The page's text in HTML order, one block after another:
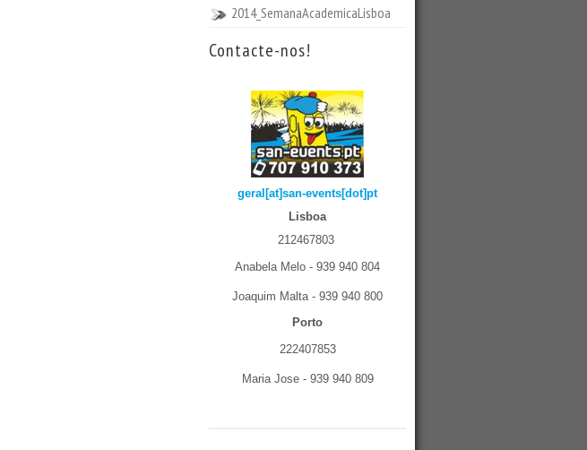
2014_SemanaAcademicaLisboa
Contacte-nos!
geral[at]san-events[dot]pt
Lisboa
212467803
Anabela Melo - 939 940 804
Joaquim Malta - 939 940 800
Porto
222407853
Maria Jose - 939 940 809